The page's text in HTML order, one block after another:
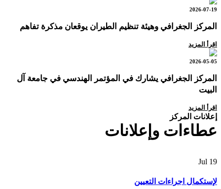
2026-07-19
المركز الجغرافي وهيئة تنظيم الطيران يوقعان مذكرة تفاهم
اقرأ المزيد
2026-05-05
المركز الجغرافي يشارك في المؤتمر الهندسي في جامعة آل
البيت
اقرأ المزيد
إعلانات المركز
عطاءات وإعلانات
19
Jul
لإستكمال اجراءات التعيين